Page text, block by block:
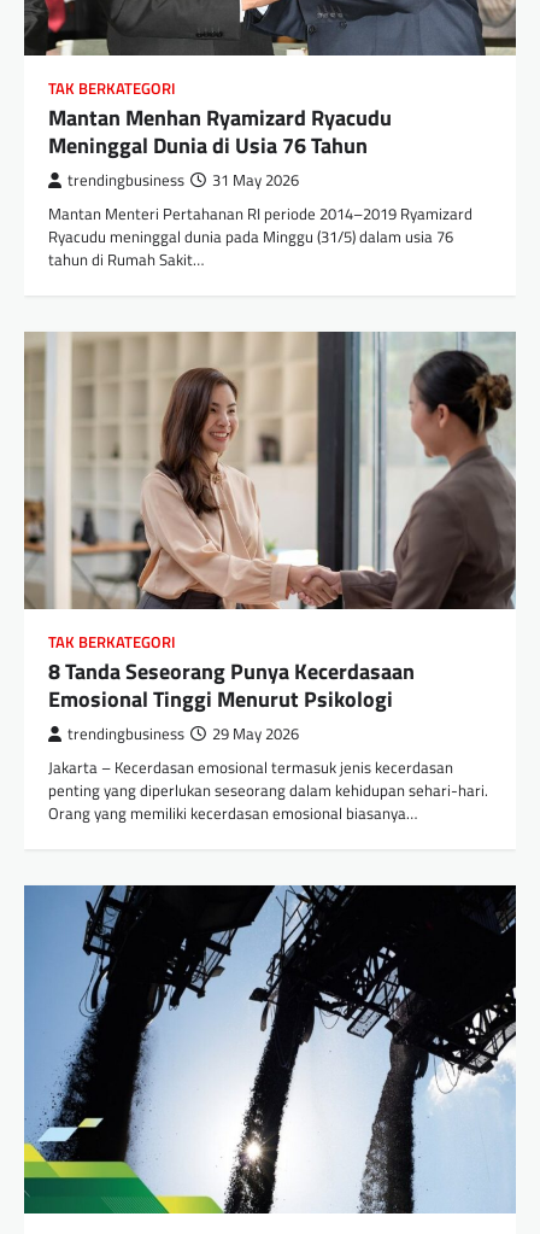
TAK BERKATEGORI
Mantan Menhan Ryamizard Ryacudu
Meninggal Dunia di Usia 76 Tahun
trendingbusiness 31 May 2026
Mantan Menteri Pertahanan RI periode 2014–2019 Ryamizard
Ryacudu meninggal dunia pada Minggu (31/5) dalam usia 76
tahun di Rumah Sakit…
TAK BERKATEGORI
8 Tanda Seseorang Punya Kecerdasaan
Emosional Tinggi Menurut Psikologi
trendingbusiness 29 May 2026
Jakarta – Kecerdasan emosional termasuk jenis kecerdasan
penting yang diperlukan seseorang dalam kehidupan sehari-hari.
Orang yang memiliki kecerdasan emosional biasanya…